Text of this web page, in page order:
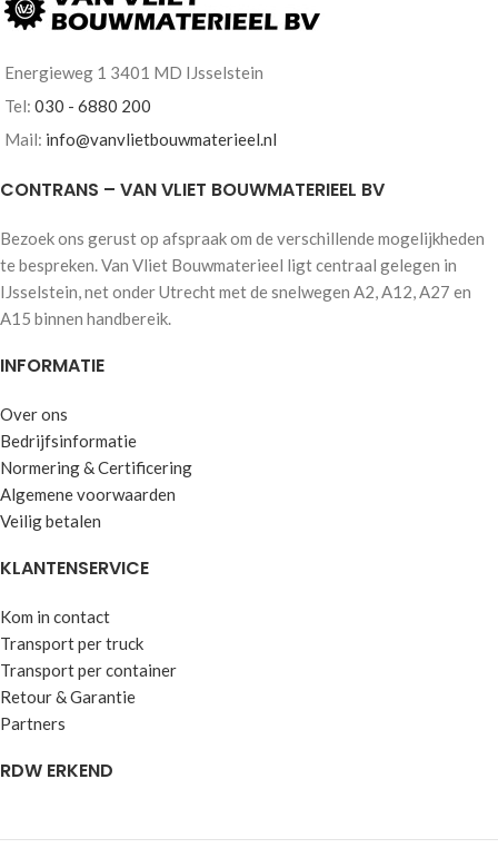
Energieweg 1 3401 MD IJsselstein
Tel: 030 - 6880 200
Mail: info@vanvlietbouwmaterieel.nl
CONTRANS – VAN VLIET BOUWMATERIEEL BV
Bezoek ons gerust op afspraak om de verschillende mogelijkheden
te bespreken. Van Vliet Bouwmaterieel ligt centraal gelegen in
IJsselstein, net onder Utrecht met de snelwegen A2, A12, A27 en
A15 binnen handbereik.
INFORMATIE
Over ons
Bedrijfsinformatie
Normering & Certificering
Algemene voorwaarden
Veilig betalen
KLANTENSERVICE
Kom in contact
Transport per truck
Transport per container
Retour & Garantie
Partners
RDW ERKEND